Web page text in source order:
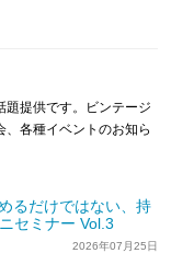
題提供です。ビンテージ
各種イベントのお知ら
るだけではない、持
セミナー Vol.3
2026年07月25日